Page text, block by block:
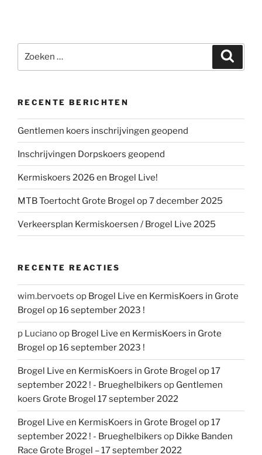
naar:
RECENTE BERICHTEN
Gentlemen koers inschrijvingen geopend
Inschrijvingen Dorpskoers geopend
Kermiskoers 2026 en Brogel Live!
MTB Toertocht Grote Brogel op 7 december 2025
Verkeersplan Kermiskoersen / Brogel Live 2025
RECENTE REACTIES
wim.bervoets op Brogel Live en KermisKoers in Grote
Brogel op 16 september 2023 !
p Lucianoop Brogel Live en KermisKoers in Grote
Brogel op 16 september 2023 !
Brogel Live en KermisKoers in Grote Brogel op 17
september 2022 ! - Brueghelbikers op Gentlemen
koers Grote Brogel 17 september 2022
Brogel Live en KermisKoers in Grote Brogel op 17
september 2022 ! - Brueghelbikers op Dikke Banden
Race Grote Brogel – 17 september 2022